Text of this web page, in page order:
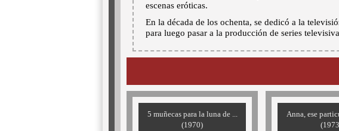
escenas eróticas.
En la década de los ochenta, se dedicó a la
para luego pasar a la producción de series
5 muñecas para la luna de ...
(1970)
Anna, ese